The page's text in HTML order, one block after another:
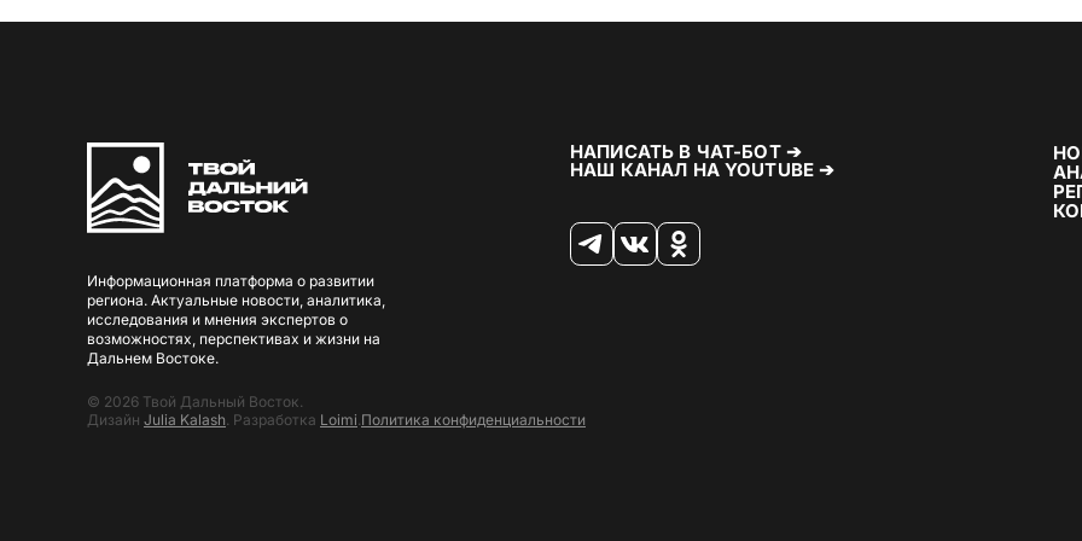
Информационная платформа о развитии
региона. Актуальные новости, аналитика,
исследования и мнения экспертов о
возможностях, перспективах и жизни на
Дальнем Востоке.
НАПИСАТЬ В ЧАТ-БОТ ➔
НАШ КАНАЛ НА YOUTUBE ➔
© 2026 Твой Дальный Восток.
Дизайн Julia Kalash . Разработка Loimi Политика конфиденциальности